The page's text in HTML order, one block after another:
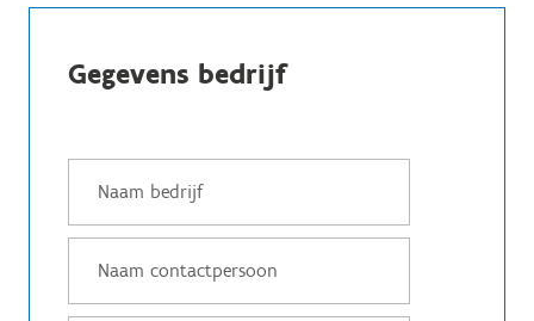
Gegevens bedrijf